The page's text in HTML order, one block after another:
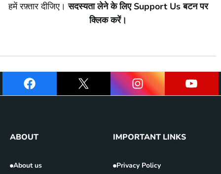
हमें रफ़्तार दीजिए।सदस्यता लेने के लिए Support Us बटन पर
क्लिक करें।
ABOUT
About us
IMPORTANT LINKS
Privacy Policy